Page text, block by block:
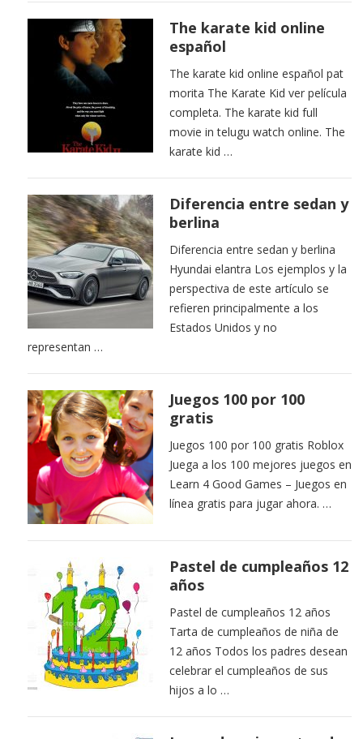
The karate kid online
español
The karate kid online español pat
morita The Karate Kid ver película
completa. The karate kid full
movie in telugu watch online. The
karate kid …
Diferencia entre sedan y
berlina
Diferencia entre sedan y berlina
Hyundai elantra Los ejemplos y la
perspectiva de este artículo se
refieren principalmente a los
Estados Unidos y no
representan …
Juegos 100 por 100
gratis
Juegos 100 por 100 gratis Roblox
Juega a los 100 mejores juegos en
Learn 4 Good Games – Juegos en
línea gratis para jugar ahora. …
Pastel de cumpleaños 12
años
Pastel de cumpleaños 12 años
Tarta de cumpleaños de niña de
12 años Todos los padres desean
celebrar el cumpleaños de sus
hijos a lo …